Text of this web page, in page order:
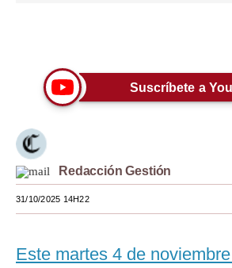
Moda
Mundo
EEUU
México
España
Suscríbete a
Redacción Gestión
31/10/2025 14H22
Este martes 4 de